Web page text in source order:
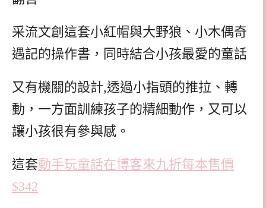
采流文創這套小紅帽與大野狼、小木偶奇
遇記的操作書，同時結合小孩最愛的童話
又有機關的設計,透過小指頭的推拉、轉
動，一方面訓練孩子的精細動作，又可以
讓小孩很有參與感。
這套動手玩童話在博客來九折每本售價
$342